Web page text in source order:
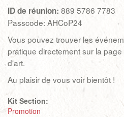
ID de réunion: 889 5786 7783
Passcode: AHCoP24
Vous pouvez trouver les
pratique directement sur la
d'art.
Au plaisir de vous voir bientôt !
Kit Section:
Promotion